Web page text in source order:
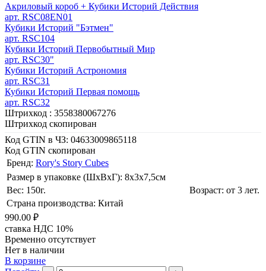
Акриловый короб + Кубики Историй Действия
арт. RSC08EN01
Кубики Историй "Бэтмен"
арт. RSC104
Кубики Историй Первобытный Мир
арт. RSC30"
Кубики Историй Астрономия
арт. RSC31
Кубики Историй Первая помощь
арт. RSC32
Штрихкод : 3558380067276
Штрихкод скопирован
Код GTIN в ЧЗ: 04633009865118
Код GTIN скопирован
Бренд: Rory's Story Cubes
Размер в упаковке (ШхВxГ): 8х3х7,5cм
Вес: 150г.
Возраст: от 3 лет.
Страна производства: Китай
990.00 ₽
ставка НДС 10%
Временно отсутствует
Нет в наличии
В корзине